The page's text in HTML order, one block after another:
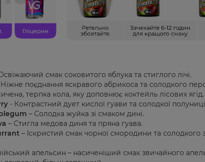
смак соковитого яблука та стиглого лічі.
поєднання яскравого абрикоса та солодкого
терпка кола, яку доповнює коктейль лісових ягід.
- Контрастний дует кислої гуави та солодкої
– Солодка жуйка зі смаком дині.
– Стигла медова диня та пряна гуава.
– Іскристий смак чорної смородини та солодкого
апельсин – насиченіший смак звичайного